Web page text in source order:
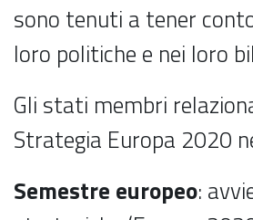
sono tenuti a tener
loro politiche e nei loro
Gli stati membri
Strategia Europa 2020
Semestre europeo: